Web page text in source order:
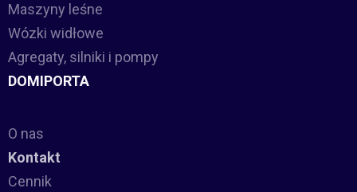
Maszyny leśne
Wózki widłowe
Agregaty, silniki i pompy
DOMIPORTA
O nas
Kontakt
Cennik